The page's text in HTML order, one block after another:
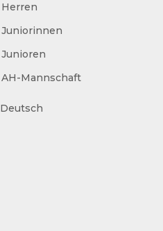
Herren
Juniorinnen
Junioren
AH-Mannschaft
Deutsch